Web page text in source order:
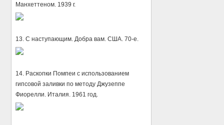
Манхеттеном. 1939 г.
13. С наступающим. Добра вам. США. 70-е.
14. Раскопки Помпеи с использованием
гипсовой заливки по методу Джузеппе
Фиорелли. Италия. 1961 год.